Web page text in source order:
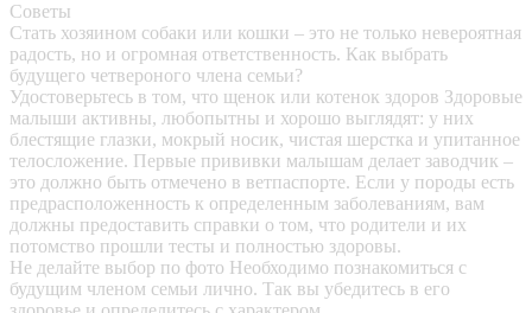
Советы
Стать хозяином собаки или кошки – это не только невероятная
радость, но и огромная ответственность. Как выбрать
будущего четвероного члена семьи?
Удостоверьтесь в том, что щенок или котенок здоров Здоровые
малыши активны, любопытны и хорошо выглядят: у них
блестящие глазки, мокрый носик, чистая шерстка и упитанное
телосложение. Первые прививки малышам делает заводчик –
это должно быть отмечено в ветпаспорте. Если у породы есть
предрасположенность к определенным заболеваниям, вам
должны предоставить справки о том, что родители и их
потомство прошли тесты и полностью здоровы.
Не делайте выбор по фото Необходимо познакомиться с
будущим членом семьи лично. Так вы убедитесь в его